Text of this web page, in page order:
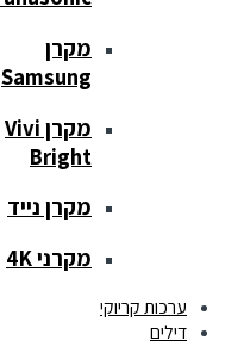
מקרן
Samsung
מקרן Vivi
Bright
מקרן נייד
מקרני 4K
ערכות קריוקי
דילים